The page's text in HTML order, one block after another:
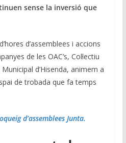
sense la inversió que
d’assemblees i accions
de les OAC’s, Col·lectiu
d’Hisenda, animem a
de trobada que fa temps
d’assemblees Junta.